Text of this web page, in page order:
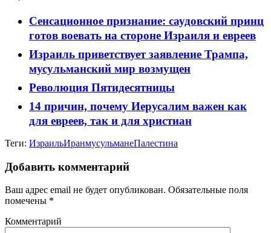
Сенсационное признание: саудовский принц
готов воевать на стороне Израиля и евреев
Израиль приветствует заявление Трампа,
мусульманский мир возмущен
Революция Пятидесятницы
14 причин, почему Иерусалим важен как
для евреев, так и для христиан
Теги: ИзраильИранмусульманеПалестина
Добавить комментарий
Ваш адрес email не будет опубликован. Обязательные поля
помечены *
Комментарий